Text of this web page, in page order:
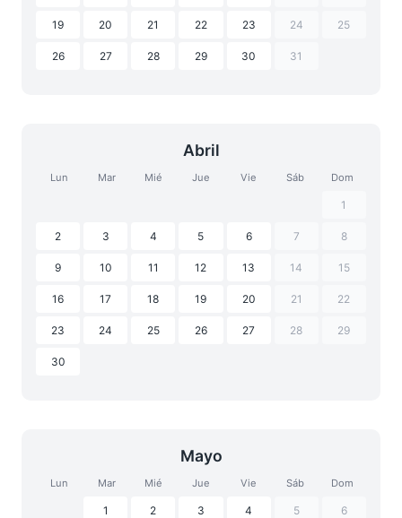
19 20 21 22 23 24 25
26 27 28 29 30 31
Abril
Lun Mar Mié Jue Vie Sáb Dom
1
2 3 4 5 6 7 8
9 10 11 12 13 14 15
16 17 18 19 20 21 22
23 24 25 26 27 28 29
30
Mayo
Lun Mar Mié Jue Vie Sáb Dom
1 2 3 4 5 6